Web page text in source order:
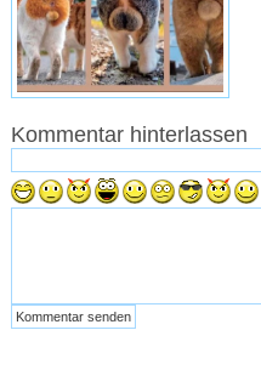
Kommentar hinterlassen